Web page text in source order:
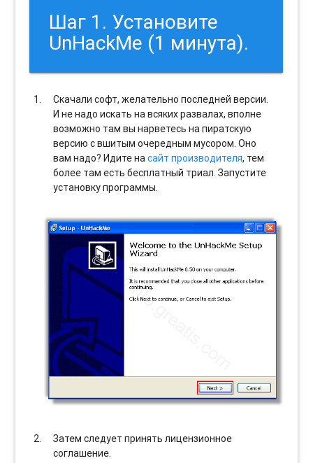
Шаг 1. Установите
UnHackMe (1 минута).
Скачали софт, желательно последней версии.
И не надо искать на всяких развалах, вполне
возможно там вы нарветесь на пиратскую
версию с вшитым очередным мусором. Оно
вам надо? Идите насайт производителя, тем
более там есть бесплатный триал. Запустите
установку программы.
Затем следует принять лицензионное
соглашение.